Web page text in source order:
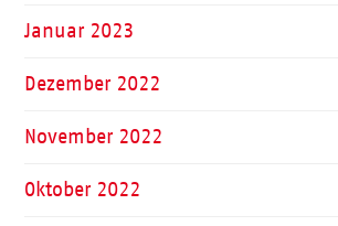
Januar 2023
Dezember 2022
November 2022
Oktober 2022